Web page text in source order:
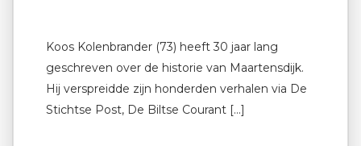
Koos Kolenbrander (73) heeft 30 jaar lang
geschreven over de historie van Maartensdijk.
Hij verspreidde zijn honderden verhalen via De
Stichtse Post, De Biltse Courant […]